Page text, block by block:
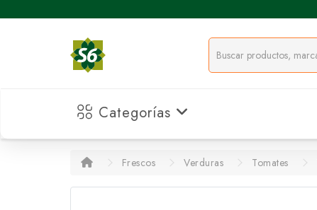
Categorías
Frescos Verduras Tomates